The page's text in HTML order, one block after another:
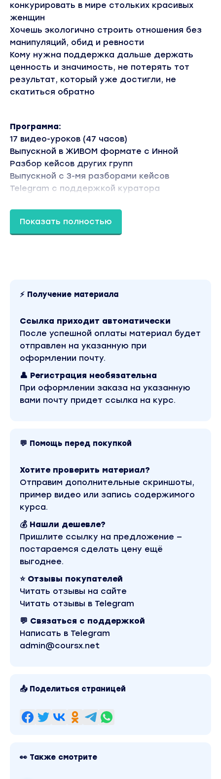
конкурировать в мире стольких красивых
женщин
Хочешь экологично строить отношения без
манипуляций, обид и ревности
Кому нужна поддержка дальше держать
ценность и значимость, не потерять тот
результат, который уже достигли, не
скатиться обратно
Программа:
17 видео-уроков (47 часов)
Выпускной в ЖИВОМ формате с Инной
Разбор кейсов других групп
Выпускной с 3-мя разборами кейсов
Telegram с поддержкой куратора
бывшего
Разбор на примерах и реальных кейсах
ДОПОЛНИТЕЛЬНЫЙ УРОК В ПОДАРОК:
шпильках 2. Высший пилотаж. Тариф Хочу все
составляет 19500 рублей. В магазине Coursx.net
данный материал доступен за 470 рублей.
Обучающий курс входит в рубрику
«Саморазвитие и мотивация». Другие
материалы автора «Inna de Almeida» можно
найти через поиск по сайту.
Показать полностью
⚡ Получение материала
Ссылка приходит автоматически
После успешной оплаты материал будет
отправлен на указанную при
оформлении почту.
👤 Регистрация необязательна
При оформлении заказа на указанную
вами почту придет ссылка на курс.
💬 Помощь перед покупкой
Хотите проверить материал?
Отправим дополнительные скриншоты,
пример видео или запись содержимого
курса.
💰 Нашли дешевле?
Пришлите ссылку на предложение —
постараемся сделать цену ещё
выгоднее.
⭐ Отзывы покупателей
Читать отзывы на сайте
Читать отзывы в Telegram
💬 Связаться с поддержкой
Написать в Telegram
admin@coursx.net
📤 Поделиться страницей
👀 Также смотрите